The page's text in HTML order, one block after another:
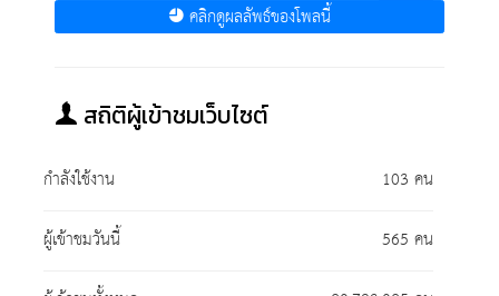
คลิกดูผลลัพธ์ของโพลนี้
สถิติผู้เข้าชมเว็บไซต์
กำลังใช้งาน
103 คน
ผู้เข้าชมวันนี้
565 คน